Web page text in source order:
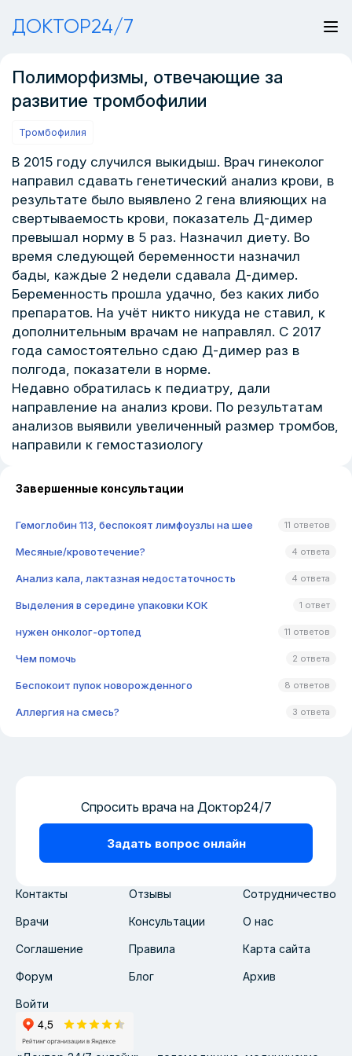
ДОКТОР24/7
Полиморфизмы, отвечающие за
развитие тромбофилии
Тромбофилия
В 2015 году случился выкидыш. Врач гинеколог
направил сдавать генетический анализ крови, в
результате было выявлено 2 гена влияющих на
свертываемость крови, показатель Д-димер
превышал норму в 5 раз. Назначил диету. Во
время следующей беременности назначил
бады, каждые 2 недели сдавала Д-димер.
Беременность прошла удачно, без каких либо
препаратов. На учёт никто никуда не ставил, к
дополнительным врачам не направлял. С 2017
года самостоятельно сдаю Д-димер раз в
полгода, показатели в норме.
Недавно обратилась к педиатру, дали
направление на анализ крови. По результатам
анализов выявили увеличенный размер тромбов,
направили к гемостазиологу
Завершенные консультации
Гемоглобин 113, беспокоят лимфоузлы на шее 11 ответов
Месяные/кровотечение? 4 ответа
Анализ кала, лактазная недостаточность 4 ответа
Выделения в середине упаковки КОК 1 ответ
нужен онколог-ортопед 11 ответов
Чем помочь 2 ответа
Беспокоит пупок новорожденного 8 ответов
Аллергия на смесь? 3 ответа
Контакты Отзывы Сотрудничество
Врачи Консультации О нас
Соглашение Правила Карта сайта
Форум Блог Архив
Войти
Спросить врача на Доктор24/7
Задать вопрос онлайн